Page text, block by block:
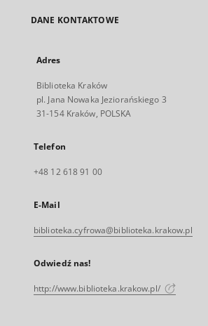
DANE KONTAKTOWE
Adres
Biblioteka Kraków
pl. Jana Nowaka Jeziorańskiego 3
31-154 Kraków, POLSKA
Telefon
+48 12 618 91 00
E-Mail
biblioteka.cyfrowa@biblioteka.krakow.pl
Odwiedź nas!
http://www.biblioteka.krakow.pl/